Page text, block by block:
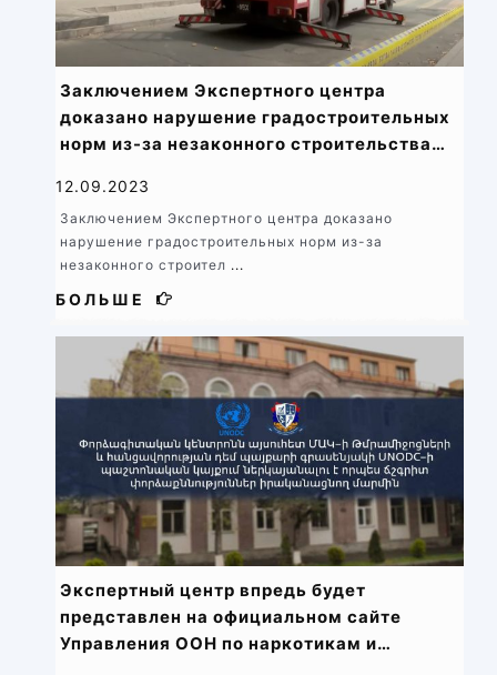
Заключением Экспертного центра
доказано нарушение градостроительных
норм из-за незаконного строительствa
12.09.2023
Заключением Экспертного центра доказано
нарушение градостроительных норм из-за
незаконного строител ...
БОЛЬШЕ
Экспертный центр впредь будет
представлен на официальном сайте
Управления ООН по наркотикам и